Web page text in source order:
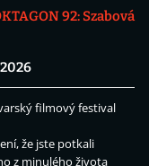
92: Szabová
filmový festival
že jste potkali
z minulého života